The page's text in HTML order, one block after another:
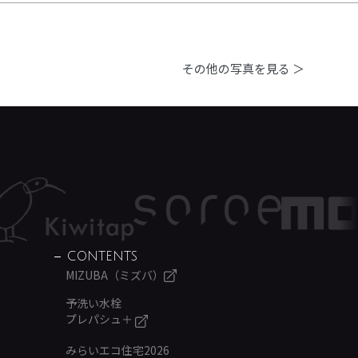
その他の写真を見る ＞
CONTENTS
MIZUBA（ミズバ）
予洗い水栓
プレパシュ＋
みらいエコ住宅2026